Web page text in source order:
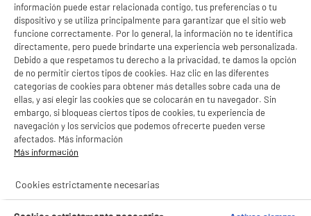
información puede estar relacionada contigo, tus preferencias o tu
dispositivo y se utiliza principalmente para garantizar que el sitio web
funcione correctamente. Por lo general, la información no te identifica
directamente, pero puede brindarte una experiencia web personalizada.
Debido a que respetamos tu derecho a la privacidad, te damos la opción
de no permitir ciertos tipos de cookies. Haz clic en las diferentes
categorías de cookies para obtener más detalles sobre cada una de
ellas, y así elegir las cookies que se colocarán en tu navegador. Sin
embargo, si bloqueas ciertos tipos de cookies, tu experiencia de
navegación y los servicios que podemos ofrecerte pueden verse
afectados. Más información
Más información
Cookies estrictamente necesarias